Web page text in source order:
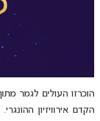
הקדם אירוויזיון